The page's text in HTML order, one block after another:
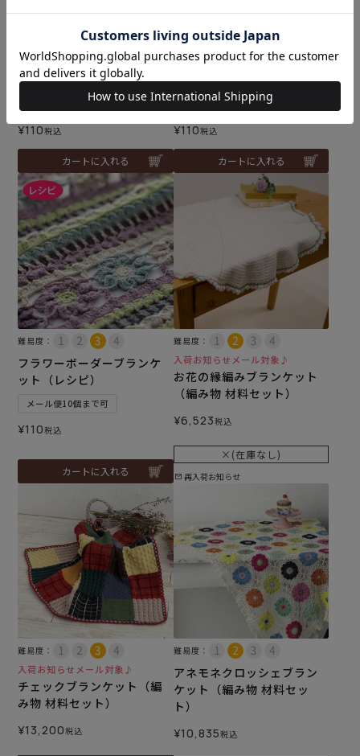
アネモネキュートブランケ
ット（レシピ）
メール便10個まで可
¥110税込
カートに入れる
デイジーブランケット（レ
シピ）
メール便10個まで可
¥110税込
カートに入れる
難易度：
フラワーボーダーブランケ
ット（レシピ）
メール便10個まで可
¥110税込
カートに入れる
難易度：
入荷お知らせメール対象♪
お花の縁編みブランケット
（編み物 材料セット）
¥6,523税込
×(在庫なし)
再入荷お知らせ
難易度：
入荷お知らせメール対象♪
チェックブランケット（編
み物 材料セット）
¥13,200税込
難易度：
アネモネクロッシェブラン
ケット（編み物 材料セッ
ト）
¥10,835税込